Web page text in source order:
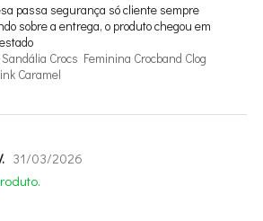
passa segurança só cliente sempre
sobre a entrega, o produto chegou em
Crocs Feminina Crocband Clog
Caramel
31/03/2026